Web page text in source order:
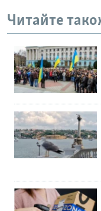
Читайте